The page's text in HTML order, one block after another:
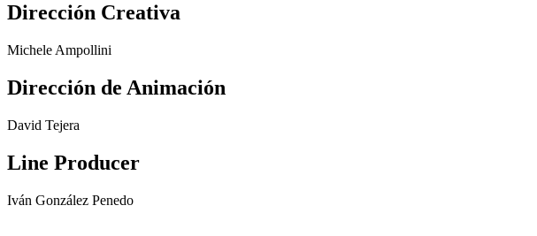
Dirección Creativa
Michele Ampollini
Dirección de Animación
David Tejera
Line Producer
Iván González Penedo